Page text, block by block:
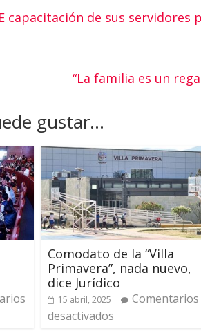
capacitación de sus servidores
“La familia es un
gustar...
Comodato de la “Villa
Primavera”, nada nuevo,
dice Jurídico
15 abril, 2025
Comentarios
desactivados